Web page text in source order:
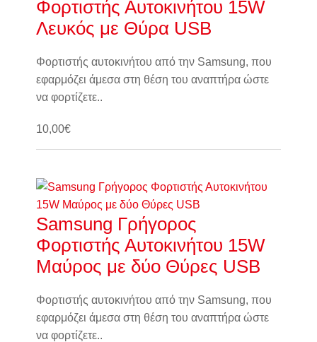
Φορτιστής Αυτοκινήτου 15W
Λευκός με Θύρα USB
Φορτιστής αυτοκινήτου από την Samsung, που
εφαρμόζει άμεσα στη θέση του αναπτήρα ώστε
να φορτίζετε..
10,00€
Samsung Γρήγορος
Φορτιστής Αυτοκινήτου 15W
Μαύρος με δύο Θύρες USB
Φορτιστής αυτοκινήτου από την Samsung, που
εφαρμόζει άμεσα στη θέση του αναπτήρα ώστε
να φορτίζετε..